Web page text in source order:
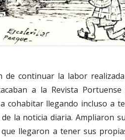
de continuar la labor
a la Revista
cohabitar llegando incluso a
de la noticia diaria. Ampliaron
que llegaron a tener sus